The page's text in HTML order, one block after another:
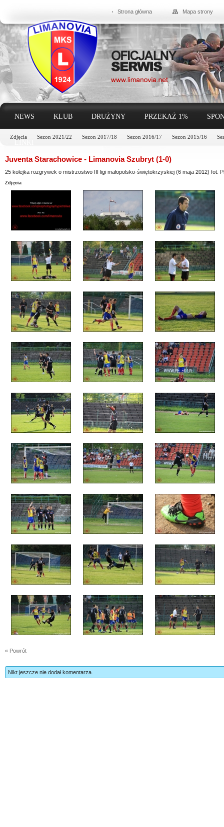
Strona główna Mapa strony
NEWS KLUB DRUŻYNY PRZEKAŻ 1%
Zdjęcia Sezon 2021/22 Sezon 2017/18 Sezon 2016/17 Sezon 2015/16
LINKI
Juventa Starachowice - Limanovia Szubryt (1-0)
25 kolejka rozgrywek o mistrzostwo III ligi małopolsko-świętokrzyskiej (6 maja 2012) fot.
Zdjęcia
« Powrót
Nikt jeszcze nie dodał komentarza.